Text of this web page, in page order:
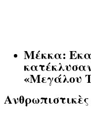
Μέκκα:
«Μεγάλου
Ανθρωπιστικὲς